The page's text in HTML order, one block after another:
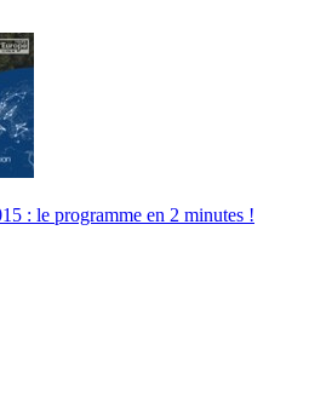
: le programme en 2 minutes !